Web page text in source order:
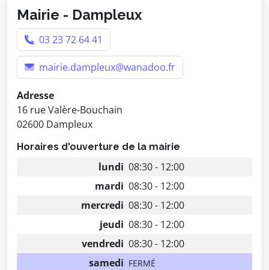
Mairie - Dampleux
03 23 72 64 41
mairie.dampleux@wanadoo.fr
Adresse
16 rue Valère-Bouchain
02600 Dampleux
Horaires d'ouverture de la mairie
lundi 08:30 - 12:00
mardi 08:30 - 12:00
mercredi 08:30 - 12:00
jeudi 08:30 - 12:00
vendredi 08:30 - 12:00
samedi FERMÉ